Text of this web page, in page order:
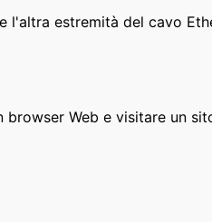
l'altra estremità del cavo
browser Web e visitare un